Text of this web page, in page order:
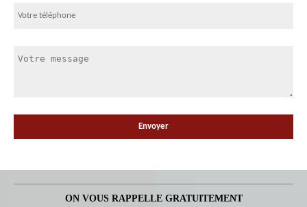
ON VOUS RAPPELLE GRATUITEMENT